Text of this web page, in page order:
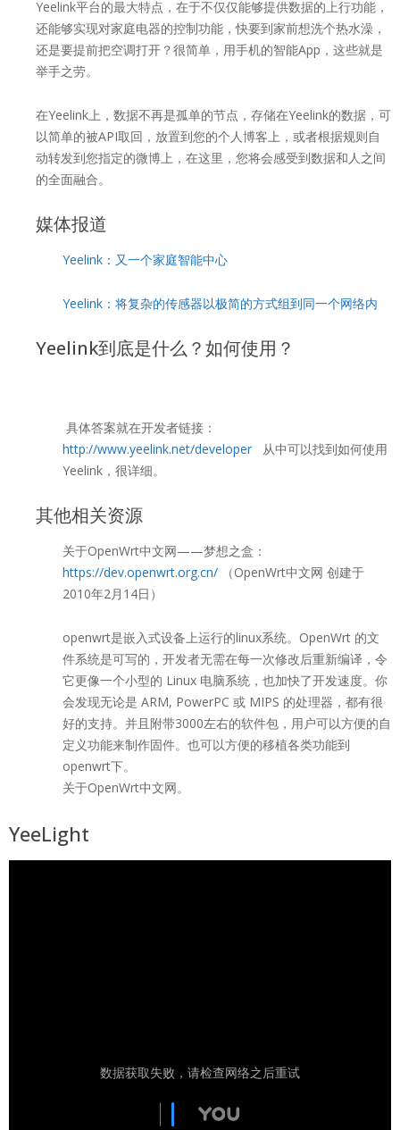
Yeelink平台的最大特点，在于不仅仅能够提供数据的上行功能，
还能够实现对家庭电器的控制功能，快要到家前想洗个热水澡，
还是要提前把空调打开？很简单，用手机的智能App，这些就是
举手之劳。
在Yeelink上，数据不再是孤单的节点，存储在Yeelink的数据，可
以简单的被API取回，放置到您的个人博客上，或者根据规则自
动转发到您指定的微博上，在这里，您将会感受到数据和人之间
的全面融合。
媒体报道
Yeelink：又一个家庭智能中心
Yeelink：将复杂的传感器以极简的方式组到同一个网络内
Yeelink到底是什么？如何使用？
具体答案就在开发者链接：
http://www.yeelink.net/developer 从中可以找到如何使用
Yeelink，很详细。
其他相关资源
关于OpenWrt中文网——梦想之盒：
https://dev.openwrt.org.cn/ （OpenWrt中文网 创建于
2010年2月14日）
openwrt是嵌入式设备上运行的linux系统。OpenWrt 的文
件系统是可写的，开发者无需在每一次修改后重新编译，令
它更像一个小型的 Linux 电脑系统，也加快了开发速度。你
会发现无论是 ARM, PowerPC 或 MIPS 的处理器，都有很
好的支持。并且附带3000左右的软件包，用户可以方便的自
定义功能来制作固件。也可以方便的移植各类功能到
openwrt下。
关于OpenWrt中文网。
YeeLight